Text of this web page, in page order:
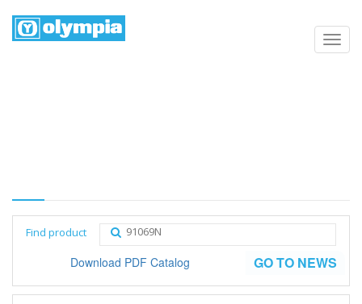
Find product
GO TO NEWS
Download PDF Catalog